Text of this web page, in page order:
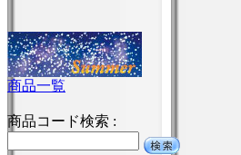
商品一覧
商品コード検索 :